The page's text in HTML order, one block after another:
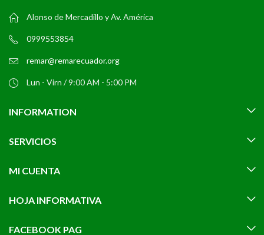
Alonso de Mercadillo y Av. América
0999553854
remar@remarecuador.org
Lun - Virn / 9:00 AM - 5:00 PM
INFORMATION
SERVICIOS
MI CUENTA
HOJA INFORMATIVA
FACEBOOK PAG